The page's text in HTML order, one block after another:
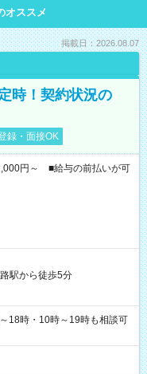
オススメ
掲載日：2026.08.07
時！契約状況の
録・面接OK
円～ ■給与の前払いが可
駅から徒歩5分
時・10時～19時も相談可